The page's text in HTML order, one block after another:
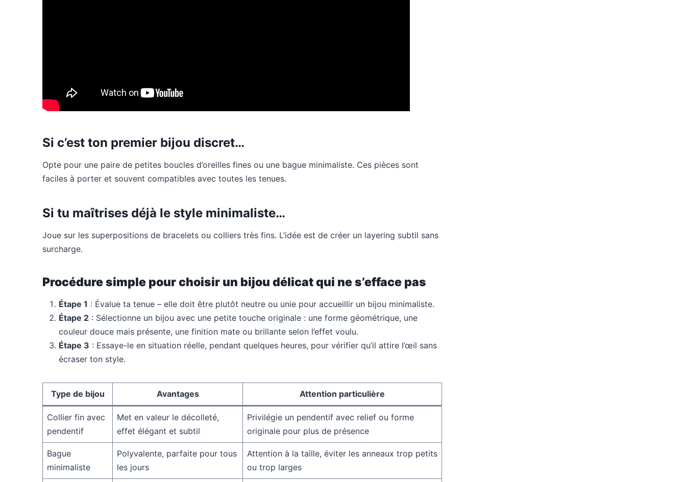
Si c’est ton premier bijou discret…
Opte pour une paire de petites boucles d’oreilles fines ou une bague minimaliste. Ces pièces sont
faciles à porter et souvent compatibles avec toutes les tenues.
Si tu maîtrises déjà le style minimaliste…
Joue sur les superpositions de bracelets ou colliers très fins. L’idée est de créer un layering subtil sans
surcharge.
Procédure simple pour choisir un bijou délicat qui ne s’efface pas
Étape 1 : Évalue ta tenue – elle doit être plutôt neutre ou unie pour accueillir un bijou minimaliste.
Étape 2 : Sélectionne un bijou avec une petite touche originale : une forme géométrique, une
couleur douce mais présente, une finition mate ou brillante selon l’effet voulu.
Étape 3 : Essaye-le en situation réelle, pendant quelques heures, pour vérifier qu’il attire l’œil sans
écraser ton style.
Type de bijou Avantages Attention particulière
Collier fin avec
pendentif
Met en valeur le décolleté,
effet élégant et subtil
Privilégie un pendentif avec relief ou forme
originale pour plus de présence
Bague
minimaliste
Polyvalente, parfaite pour tous
les jours
Attention à la taille, éviter les anneaux trop petits
ou trop larges